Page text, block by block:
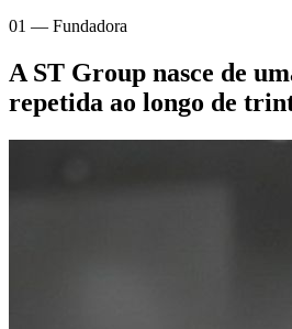
01 — Fundadora
A ST Group nasce de
repetida ao longo de